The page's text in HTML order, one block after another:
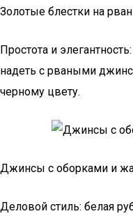
Золотые блестки на
Простота и
надеть с рваными
черному цвету.
Джинсы с оборками и
Деловой стиль: белая